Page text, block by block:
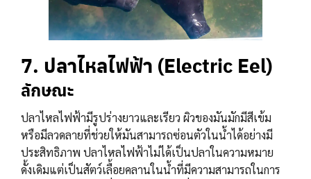
7. ปลาไหลไฟฟ้า (Electric Eel)
ลักษณะ
ปลาไหลไฟฟ้ามีรูปร่างยาวและเรียว ผิวของมันมักมีสีเข้ม
หรือมีลวดลายที่ช่วยให้มันสามารถซ่อนตัวในน้ำได้อย่างมี
ประสิทธิภาพ ปลาไหลไฟฟ้าไม่ได้เป็นปลาในความหมาย
ดั้งเดิมแต่เป็นสัตว์เลื้อยคลานในน้ำที่มีความสามารถในการ